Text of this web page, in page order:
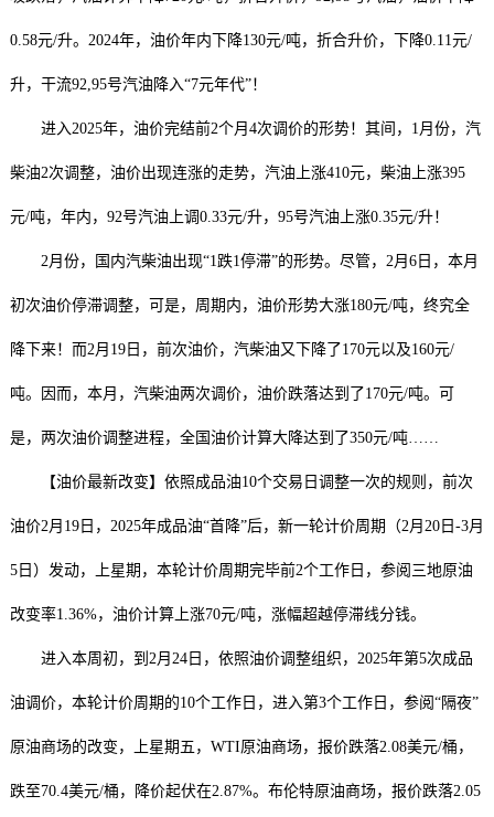
0.58元/升。2024年，油价年内下降130元/吨，折合升价，下降0.11元/
升，干流92,95号汽油降入“7元年代”！
进入2025年，油价完结前2个月4次调价的形势！其间，1月份，汽
柴油2次调整，油价出现连涨的走势，汽油上涨410元，柴油上涨395
元/吨，年内，92号汽油上调0.33元/升，95号汽油上涨0.35元/升！
2月份，国内汽柴油出现“1跌1停滞”的形势。尽管，2月6日，本月
初次油价停滞调整，可是，周期内，油价形势大涨180元/吨，终究全
降下来！而2月19日，前次油价，汽柴油又下降了170元以及160元/
吨。因而，本月，汽柴油两次调价，油价跌落达到了170元/吨。可
是，两次油价调整进程，全国油价计算大降达到了350元/吨……
【油价最新改变】依照成品油10个交易日调整一次的规则，前次
油价2月19日，2025年成品油“首降”后，新一轮计价周期（2月20日-3月
5日）发动，上星期，本轮计价周期完毕前2个工作日，参阅三地原油
改变率1.36%，油价计算上涨70元/吨，涨幅超越停滞线分钱。
进入本周初，到2月24日，依照油价调整组织，2025年第5次成品
油调价，本轮计价周期的10个工作日，进入第3个工作日，参阅“隔夜”
原油商场的改变，上星期五，WTI原油商场，报价跌落2.08美元/桶，
跌至70.4美元/桶，降价起伏在2.87%。布伦特原油商场，报价跌落2.05